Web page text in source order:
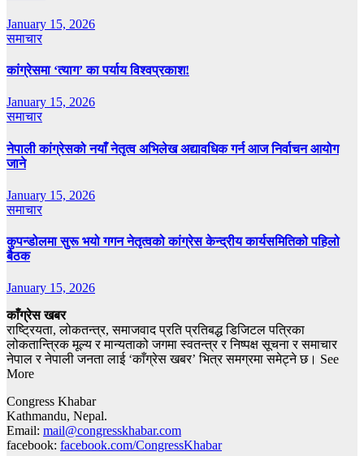
January 15, 2026
समाचार
कांग्रेसमा ‘त्याग’ का पर्याय विश्वप्रकाश!
January 15, 2026
समाचार
नेपाली कांग्रेसको नयाँ नेतृत्व अभिलेख अद्यावधिक गर्न आज निर्वाचन आयोग
जाने
January 15, 2026
समाचार
कुपन्डोलमा सुरू भयो गगन नेतृत्वको कांग्रेस केन्द्रीय कार्यसमितिको पहिलो
बैठक
January 15, 2026
काँग्रेस खबर
राष्ट्रियता, लोकतन्त्र, समाजवाद प्रति प्रतिबद्ध डिजिटल पत्रिका
लोकतान्त्रिक मूल्य र मान्यताको जगमा स्वतन्त्र र निष्पक्ष सूचना र समाचार
नेपाल र नेपाली जनता लाई ‘काँग्रेस खबर’ भित्र समग्रमा समेट्ने छ। See
More
Congress Khabar
Kathmandu, Nepal.
Email: mail@congresskhabar.com
facebook: facebook.com/CongressKhabar